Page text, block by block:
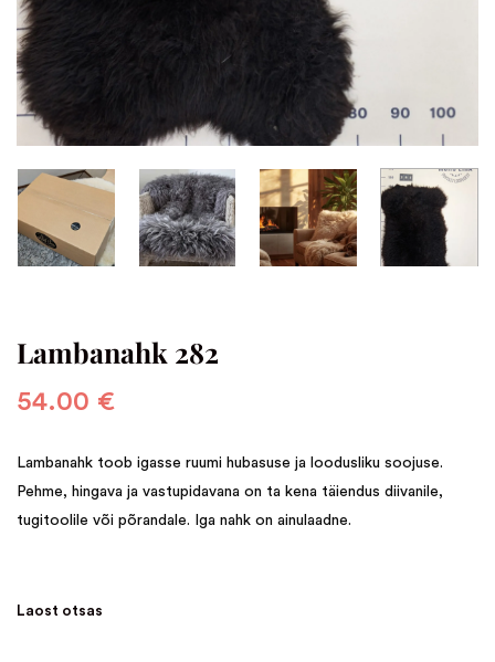
Lambanahk 282
54.00 €
Lambanahk toob igasse ruumi hubasuse ja loodusliku soojuse.
Pehme, hingava ja vastupidavana on ta kena täiendus diivanile,
tugitoolile või põrandale. Iga nahk on ainulaadne.
Laost otsas